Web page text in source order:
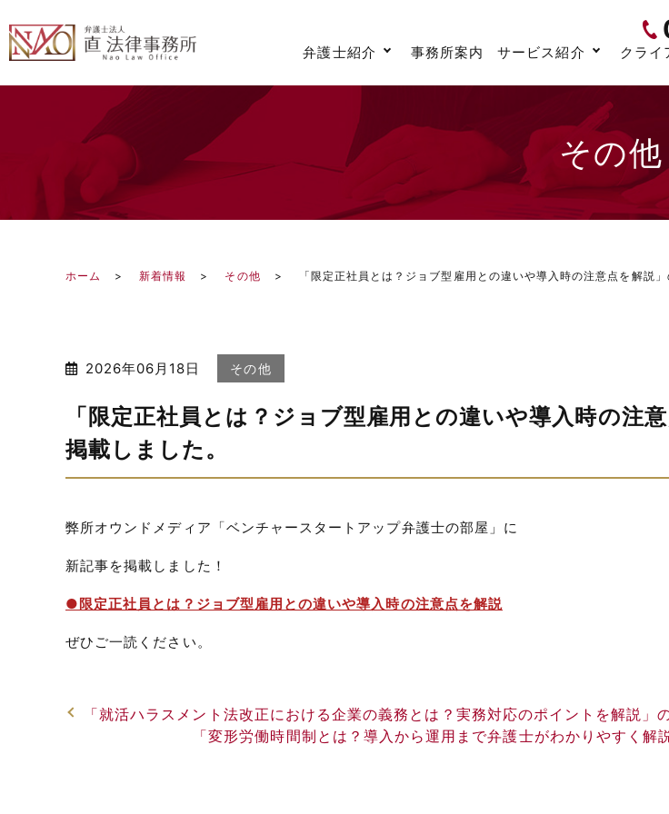
弁護士紹介 事務所案内 サービス紹介 クライ
その他
ホーム 新着情報 その他 「限定正社員とは？ジョブ型雇用との違いや導入時の注意点を解説」
2026年06月18日 その他
「限定正社員とは？ジョブ型雇用との違いや導入時の注
掲載しました。
弊所オウンドメディア「ベンチャースタートアップ弁護士の部屋」に
新記事を掲載しました！
●限定正社員とは？ジョブ型雇用との違いや導入時の注意点を解説
ぜひご一読ください。
「就活ハラスメント法改正における企業の義務とは？実務対応のポイントを解説」
「変形労働時間制とは？導入から運用まで弁護士がわかりやすく解